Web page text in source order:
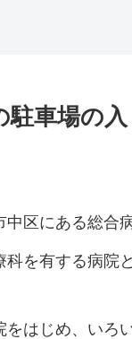
駐車場の
区にある総合
を有する病院
をはじめ、いろ